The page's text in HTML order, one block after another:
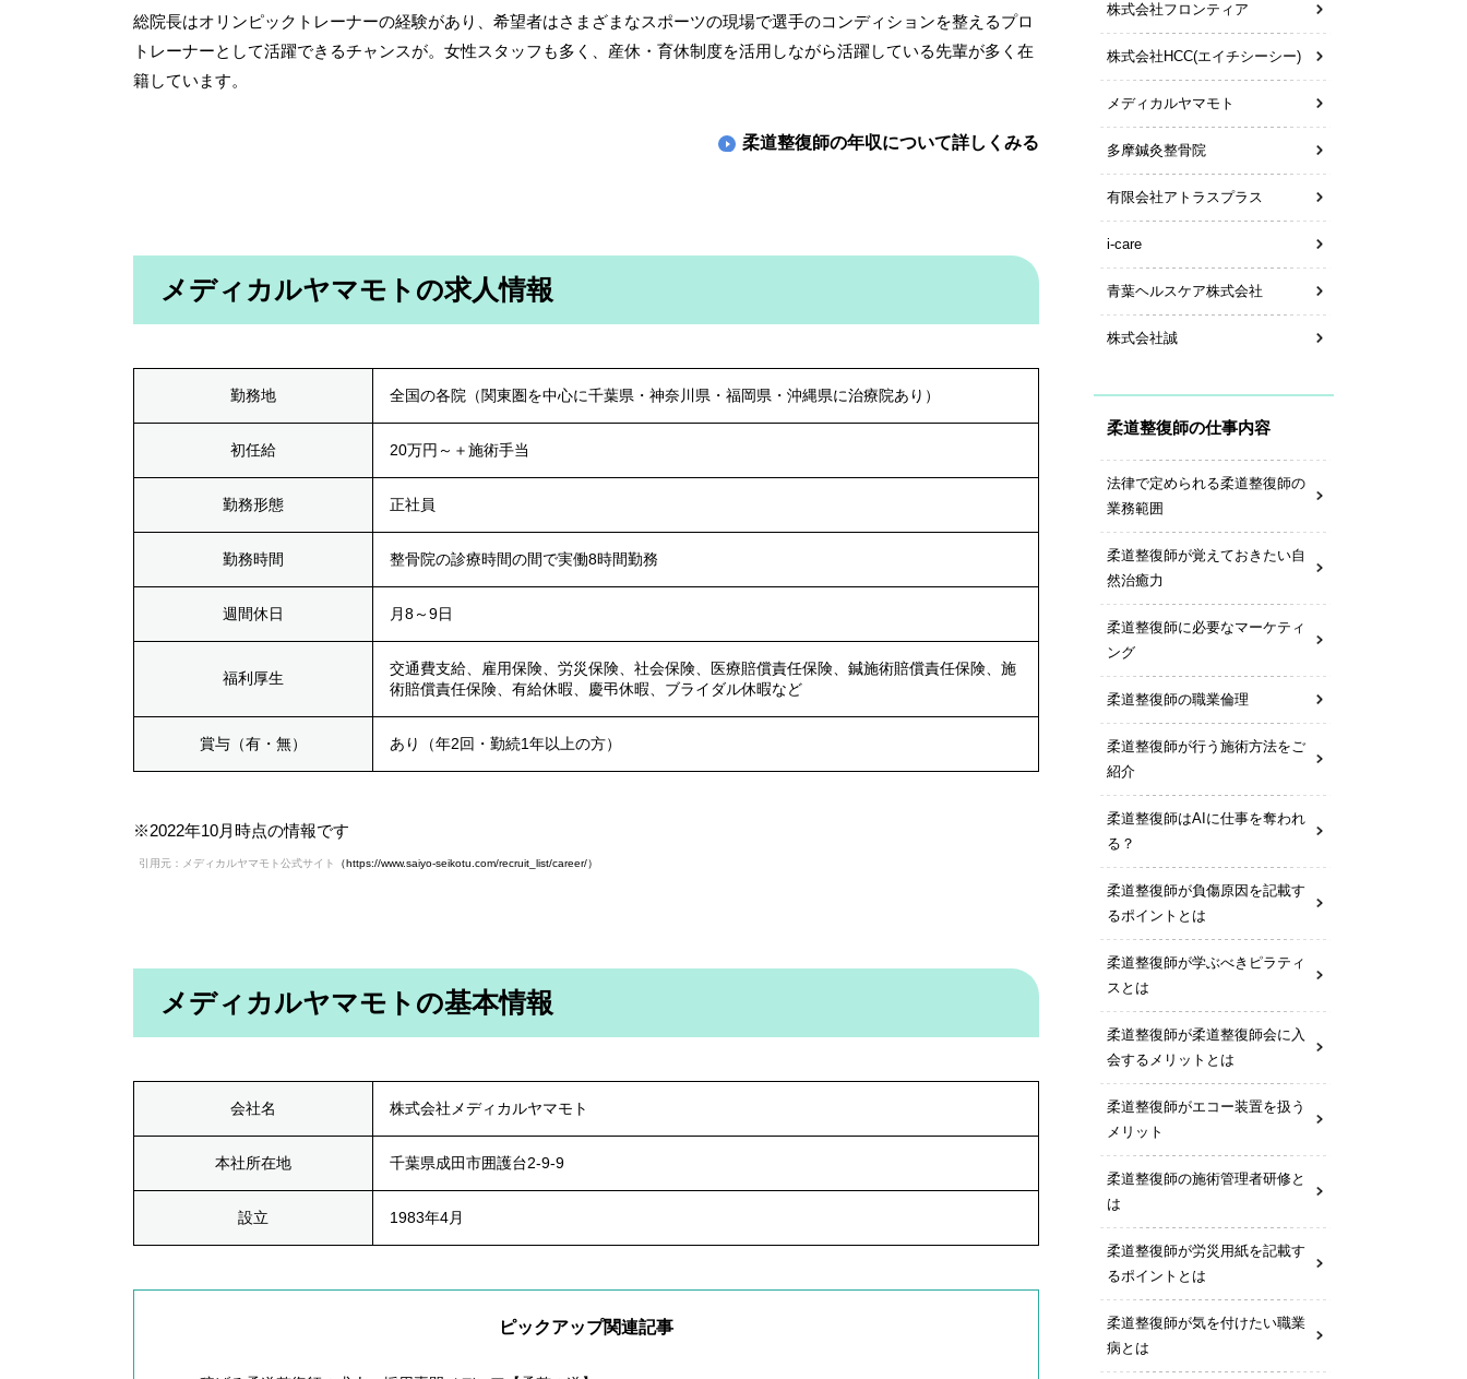
総院長はオリンピックトレーナーの経験があり、希望者はさまざまなスポーツの現場で選手のコンディションを整えるプロ
トレーナーとして活躍できるチャンスが。女性スタッフも多く、産休・育休制度を活用しながら活躍している先輩が多く在
籍しています。
柔道整復師の年収について詳しくみる
メディカルヤマモトの求人情報
勤務地 全国の各院（関東圏を中心に千葉県・神奈川県・福岡県・沖縄県に治療院あり）
初任給 20万円～＋施術手当
勤務形態 正社員
勤務時間 整骨院の診療時間の間で実働8時間勤務
週間休日 月8～9日
福利厚生
交通費支給、雇用保険、労災保険、社会保険、医療賠償責任保険、鍼施術賠償責任保険、施
術賠償責任保険、有給休暇、慶弔休暇、ブライダル休暇など
賞与（有・無） あり（年2回・勤続1年以上の方）
※2022年10月時点の情報です
引用元：メディカルヤマモト公式サイト （https://www.saiyo-seikotu.com/recruit_list/career/）
メディカルヤマモトの基本情報
会社名 株式会社メディカルヤマモト
本社所在地 千葉県成田市囲護台2-9-9
設立 1983年4月
ピックアップ関連記事
株式会社フロンティア
株式会社HCC(エイチシーシー)
メディカルヤマモト
多摩鍼灸整骨院
有限会社アトラスプラス
i-care
青葉ヘルスケア株式会社
株式会社誠
柔道整復師の仕事内容
法律で定められる柔道整復師の
業務範囲
柔道整復師が覚えておきたい自
然治癒力
柔道整復師に必要なマーケティ
ング
柔道整復師の職業倫理
柔道整復師が行う施術方法をご
紹介
柔道整復師はAIに仕事を奪われ
る？
柔道整復師が負傷原因を記載す
るポイントとは
柔道整復師が学ぶべきピラティ
スとは
柔道整復師が柔道整復師会に入
会するメリットとは
柔道整復師がエコー装置を扱う
メリット
柔道整復師の施術管理者研修と
は
柔道整復師が労災用紙を記載す
るポイントとは
柔道整復師が気を付けたい職業
病とは